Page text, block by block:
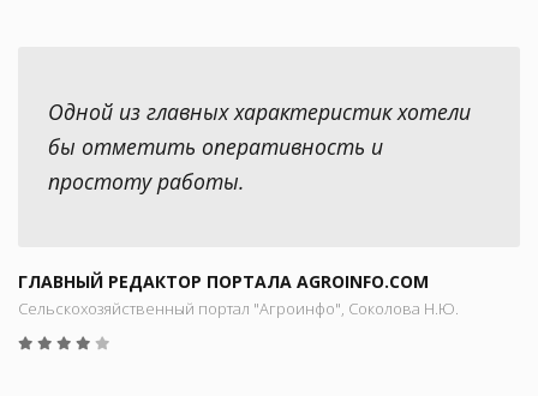
Одной из главных характеристик хотели
бы отметить оперативность и
простоту работы.
ГЛАВНЫЙ РЕДАКТОР ПОРТАЛА AGROINFO.COM
Сельскохозяйственный портал "Агроинфо", Соколова Н.Ю.